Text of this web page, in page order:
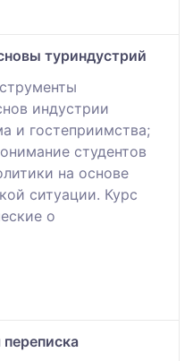
туриндустрий
индустрии
и гостеприимства;
студентов
на основе
ситуации. Курс
о